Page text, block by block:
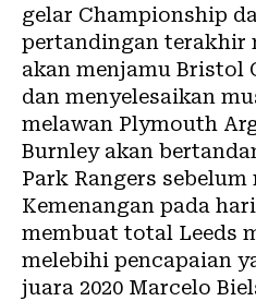
gelar Championship
pertandingan terakhir
akan menjamu Bristol
dan menyelesaikan
melawan Plymouth
Burnley akan
Park Rangers
Kemenangan pada
membuat total Leeds
melebihi pencapaian
juara 2020 Marcelo